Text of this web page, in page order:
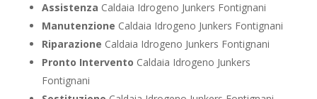
Assistenza Caldaia Idrogeno Junkers Fontignani
Manutenzione Caldaia Idrogeno Junkers Fontignani
Riparazione Caldaia Idrogeno Junkers Fontignani
Pronto Intervento Caldaia Idrogeno Junkers
Fontignani